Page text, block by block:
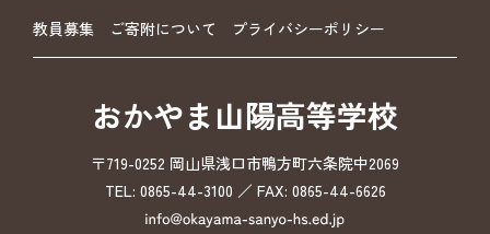
教員募集 ご寄附について プライバシーポリシー
おかやま山陽高等学校
〒719-0252 岡山県浅口市鴨方町六条院中2069
TEL: 0865-44-3100 ／ FAX: 0865-44-6626